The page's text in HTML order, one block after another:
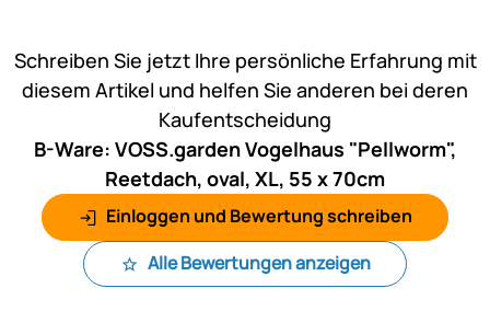
Schreiben Sie jetzt Ihre persönliche Erfahrung mit
diesem Artikel und helfen Sie anderen bei deren
Kaufentscheidung
B-Ware: VOSS.garden Vogelhaus "Pellworm",
Reetdach, oval, XL, 55 x 70cm
Einloggen und Bewertung schreiben
Alle Bewertungen anzeigen